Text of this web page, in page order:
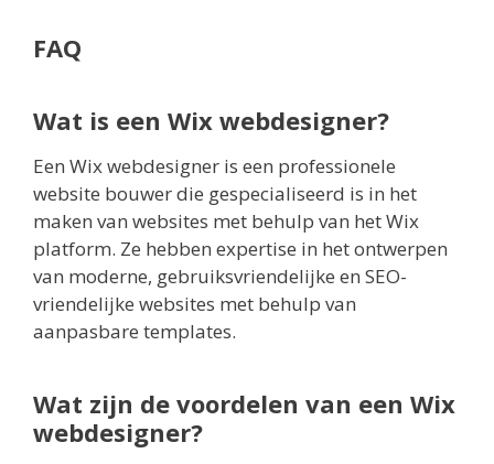
FAQ
Wat is een Wix webdesigner?
Een Wix webdesigner is een professionele
website bouwer die gespecialiseerd is in het
maken van websites met behulp van het Wix
platform. Ze hebben expertise in het ontwerpen
van moderne, gebruiksvriendelijke en SEO-
vriendelijke websites met behulp van
aanpasbare templates.
Wat zijn de voordelen van een Wix
webdesigner?